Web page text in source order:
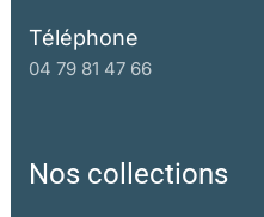
Téléphone
04 79 81 47 66
Nos collections